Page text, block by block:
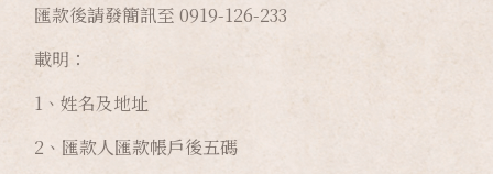
匯款後請發簡訊至 0919-126-233
載明：
1、姓名及地址
2、匯款人匯款帳戶後五碼